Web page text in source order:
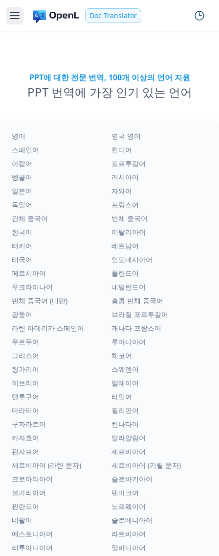
Doc Translator
PPT에 대한 전문 번역, 100개 이상의 언어 지원
PPT 번역에 가장 인기 있는 언어
영어
영국 영어
스페인어
힌디어
아랍어
포르투갈어
벵골어
러시아어
일본어
자와어
독일어
프랑스어
간체 중국어
번체 중국어
한국어
이탈리아어
터키어
베트남어
태국어
인도네시아어
페르시아어
폴란드어
우크라이나어
네덜란드어
번체 중국어 (대만)
홍콩 번체 중국어
광둥어
브라질 포르투갈어
라틴 아메리카 스페인어
캐나다 프랑스어
우르두어
루마니아어
그리스어
체코어
헝가리어
스웨덴어
히브리어
말레이어
텔루구어
타밀어
마라티어
필리핀어
구자라트어
칸나다어
카자흐어
말라얄람어
펀자브어
세르비아어
세르비아어 (라틴 문자)
세르비아어 (키릴 문자)
크로아티아어
슬로바키아어
불가리아어
덴마크어
핀란드어
노르웨이어
네팔어
슬로베니아어
에스토니아어
라트비아어
리투아니아어
알바니아어